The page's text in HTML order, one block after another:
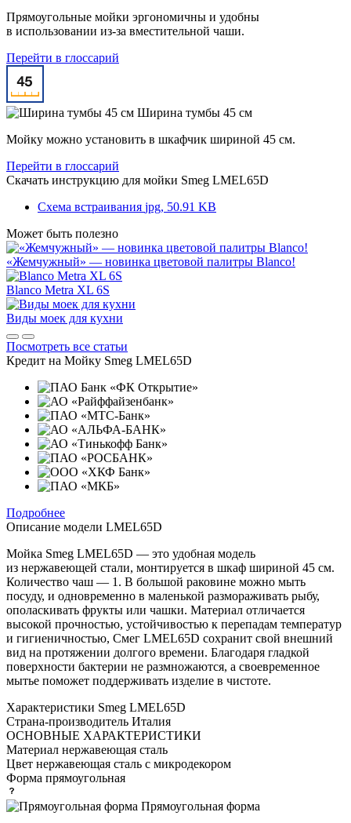
Прямоугольные мойки эргономичны и удобны
в использовании из-за вместительной чаши.
Перейти в глоссарий
Ширина тумбы 45 см
Мойку можно установить в шкафчик шириной 45 см.
Перейти в глоссарий
Скачать инструкцию для мойки Smeg LMEL65D
Схема встраивания jpg, 50.91 KB
Может быть полезно
«Жемчужный» — новинка цветовой палитры Blanco!
Blanco Metra XL 6S
Виды моек для кухни
Посмотреть все статьи
Кредит на Мойку Smeg LMEL65D
Подробнее
Описание модели LMEL65D
Мойка Smeg LMEL65D — это удобная модель
из нержавеющей стали, монтируется в шкаф шириной 45 см.
Количество чаш — 1. В большой раковине можно мыть
посуду, и одновременно в маленькой размораживать рыбу,
ополаскивать фрукты или чашки. Материал отличается
высокой прочностью, устойчивостью к перепадам температур
и гигиеничностью, Смег LMEL65D сохранит свой внешний
вид на протяжении долгого времени. Благодаря гладкой
поверхности бактерии не размножаются, а своевременное
мытье поможет поддерживать изделие в чистоте.
Характеристики Smeg LMEL65D
Страна-производитель Италия
ОСНОВНЫЕ ХАРАКТЕРИСТИКИ
Материал нержавеющая сталь
Цвет нержавеющая сталь с микродекором
Форма прямоугольная
Прямоугольная форма